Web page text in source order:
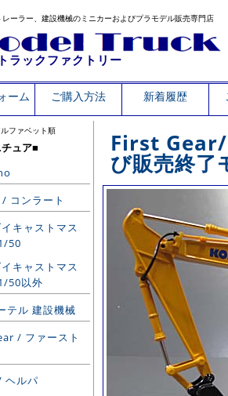
レーラー、建設機械のミニカーおよびプラモデル販売専門店
ラックファクトリー
ーム ご購入方法 新着履歴
ファベット順
ュア■
コンラート
キャストマス
50
キャストマス
50以外
テル 建設機械
/ ファースト
ヘルパ
First Gear/
び販売終了